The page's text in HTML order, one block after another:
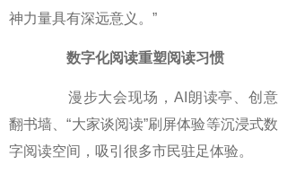
神力量具有深远意义。”
数字化阅读重塑阅读习惯
漫步大会现场，AI朗读亭、创意
翻书墙、“大家谈阅读”刷屏体验等沉浸式数
字阅读空间，吸引很多市民驻足体验。